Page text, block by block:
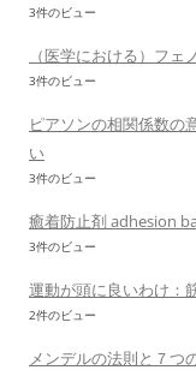
3件のビュー
（医学における）フェ
3件のビュー
ピアソンの相関係数の
い
3件のビュー
癒着防止剤 adhesion
3件のビュー
運動が頭に良いわけ：
2件のビュー
メンデルの法則と７つ